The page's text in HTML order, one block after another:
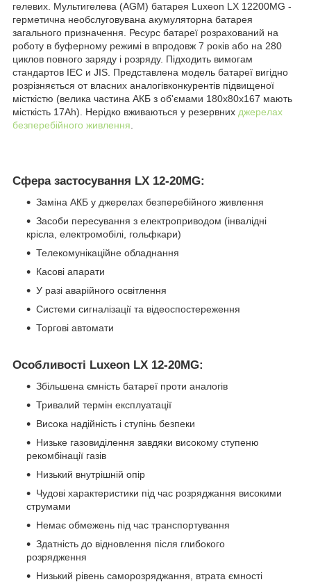
гелевих. Мультигелева (AGM) батарея Luxeon LX 12200MG -
герметична необслуговувана акумуляторна батарея
загального призначення. Ресурс батареї розрахований на
роботу в буферному режимі в впродовж 7 років або на 280
циклов повного заряду і розряду. Підходить вимогам
стандартов IEC и JIS. Представлена модель батареї вигідно
розрізняється от власних аналогівконкурентів підвищеної
місткістю (велика частина АКБ з об'ємами 180x80x167 мають
місткість 17Ah). Нерідко вживаються у резервних джерелах
безперебійного живлення.
Сфера застосування LX 12-20MG:
Заміна АКБ у джерелах безперебійного живлення
Засоби пересування з електроприводом (інвалідні
крісла, електромобілі, гольфкари)
Телекомунікаційне обладнання
Касові апарати
У разі аварійного освітлення
Системи сигналізації та відеоспостереження
Торгові автомати
Особливості Luxeon LX 12-20MG:
Збільшена ємність батареї проти аналогів
Тривалий термін експлуатації
Висока надійність і ступінь безпеки
Низьке газовиділення завдяки високому ступеню
рекомбінації газів
Низький внутрішній опір
Чудові характеристики під час розряджання високими
струмами
Немає обмежень під час транспортування
Здатність до відновлення після глибокого
розрядження
Низький рівень саморозряджання, втрата ємності